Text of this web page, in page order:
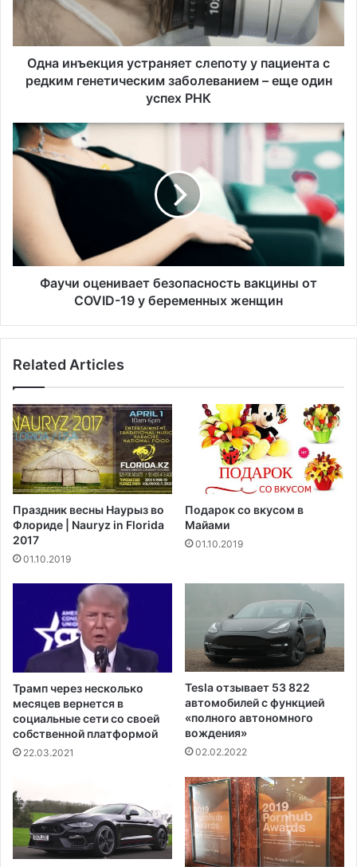
ъ
к
с
т
е
т
о
у
а
ц
и
е
н
т
а
с
р
е
т
и
ч
к
и
м
з
Одна инъекция устраняет слепоту у пациента с
редким генетическим заболеванием – еще один
успех РНК
Ф
а
ц
е
н
б
о
п
а
с
н
с
т
в
а
о
т
C
O
V
-
1
9
у
Фаучи оценивает безопасность вакцины от
COVID-19 у беременных женщин
Related Articles
Праздник весны Наурыз во
Флориде | Nauryz in Florida
2017
01.10.2019
Подарок со вкусом в
Майами
01.10.2019
Трамп через несколько
месяцев вернется в
социальные сети со своей
собственной платформой
22.03.2021
Tesla отзывает 53 822
автомобилей с функцией
«полного автономного
вождения»
02.02.2022